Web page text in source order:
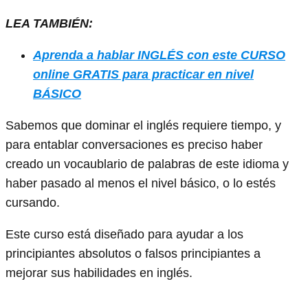
LEA TAMBIÉN:
Aprenda a hablar INGLÉS con este CURSO
online GRATIS para practicar en nivel
BÁSICO
Sabemos que dominar el inglés requiere tiempo, y
para entablar conversaciones es preciso haber
creado un vocaublario de palabras de este idioma y
haber pasado al menos el nivel básico, o lo estés
cursando.
Este curso está diseñado para ayudar a los
principiantes absolutos o falsos principiantes a
mejorar sus habilidades en inglés.